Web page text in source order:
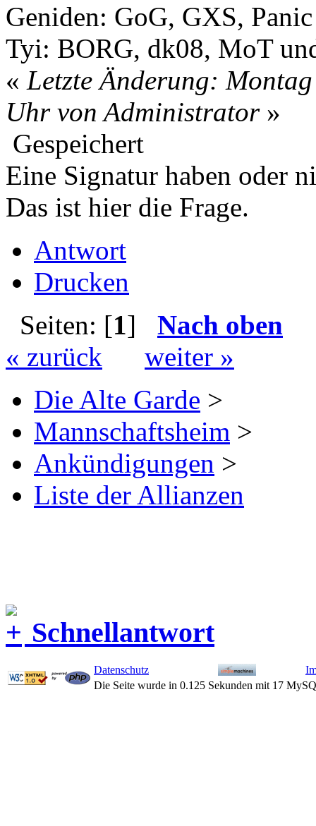
Geniden: GoG, GXS,
Tyi: BORG, dk08, MoT
« Letzte Änderung:
Uhr von Administrator»
Gespeichert
Eine Signatur haben oder
Das ist hier die Frage.
Antwort
Drucken
Seiten: [1] Nach oben
« zurück
weiter »
Die Alte Garde >
Mannschaftsheim >
Ankündigungen >
Liste der Allianzen
Schnellantwort
Datenschutz
Die Seite wurde in 0.125 Sekunden mit 17